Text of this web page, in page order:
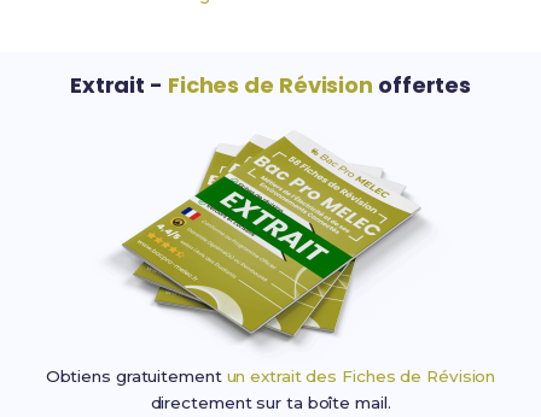
Extrait - Fiches de Révision offertes
Obtiens gratuitement un extrait des Fiches de Révision
directement sur ta boîte mail.